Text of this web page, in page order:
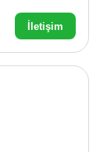
İletişim